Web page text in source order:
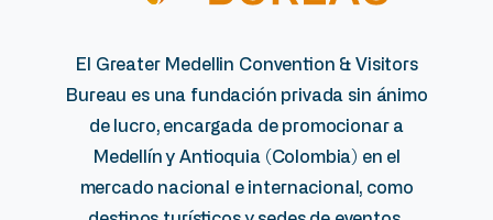
El Greater Medellin Convention & Visitors
Bureau es una fundación privada sin ánimo
de lucro, encargada de promocionar a
Medellín y Antioquia (Colombia) en el
mercado nacional e internacional, como